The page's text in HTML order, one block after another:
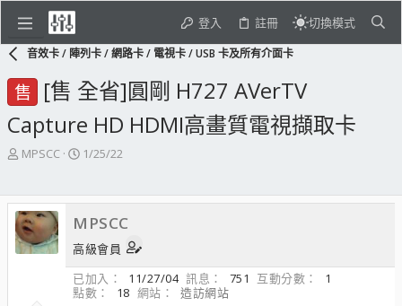
登入 註冊 切換模式
音效卡 / 陣列卡 / 網路卡 / 電視卡 / USB 卡及所有介面卡
售 [售 全省]圓剛 H727 AVerTV
Capture HD HDMI高畫質電視擷取卡
主
起
人
MPSCC
開
期
1/25/22
MPSCC
高級會員
已加入
11/27/04 訊息 751 互動分數
1
點數
18 網站
造訪網站